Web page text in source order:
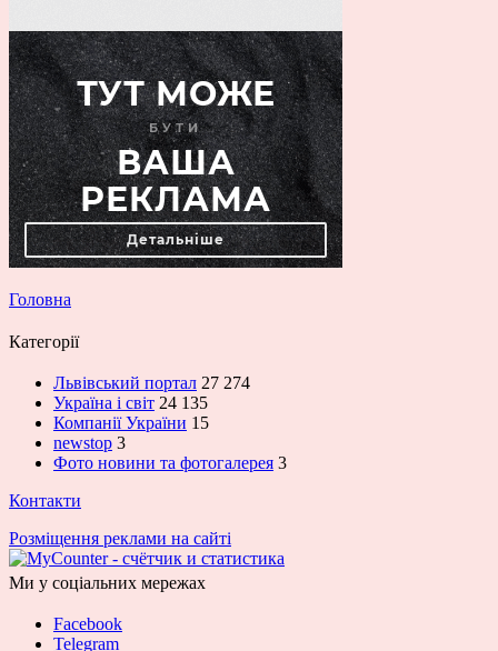
Головна
Категорії
Львівський портал 27 274
Україна і світ 24 135
Компанії України 15
newstop 3
Фото новини та фотогалерея 3
Контакти
Розміщення реклами на сайті
Ми у соціальних мережах
Facebook
Telegram